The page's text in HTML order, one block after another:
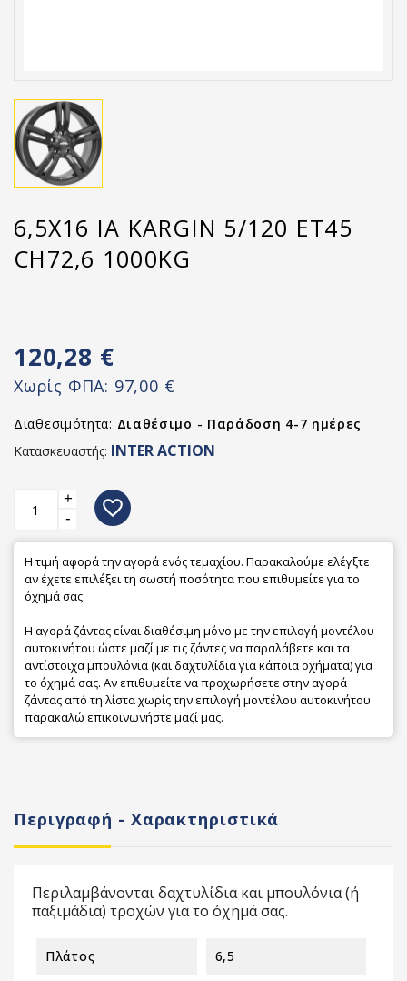
6,5X16 IA KARGIN 5/120 ET45
CH72,6 1000KG
120,28 €
Χωρίς ΦΠΑ: 97,00 €
Διαθεσιμότητα: Διαθέσιμο - Παράδοση 4-7 ημέρες
Κατασκευαστής: INTER ACTION
+
-
favorite_border
Η τιμή αφορά την αγορά ενός τεμαχίου. Παρακαλούμε ελέγξτε
αν έχετε επιλέξει τη σωστή ποσότητα που επιθυμείτε για το
όχημά σας.
Η αγορά ζάντας είναι διαθέσιμη μόνο με την επιλογή μοντέλου
αυτοκινήτου ώστε μαζί με τις ζάντες να παραλάβετε και τα
αντίστοιχα μπουλόνια (και δαχτυλίδια για κάποια οχήματα) για
το όχημά σας. Αν επιθυμείτε να προχωρήσετε στην αγορά
ζάντας από τη λίστα χωρίς την επιλογή μοντέλου αυτοκινήτου
παρακαλώ επικοινωνήστε μαζί μας.
Περιγραφή - Χαρακτηριστικά
Περιλαμβάνονται δαχτυλίδια και μπουλόνια (ή
παξιμάδια) τροχών για το όχημά σας.
Πλάτος 6,5